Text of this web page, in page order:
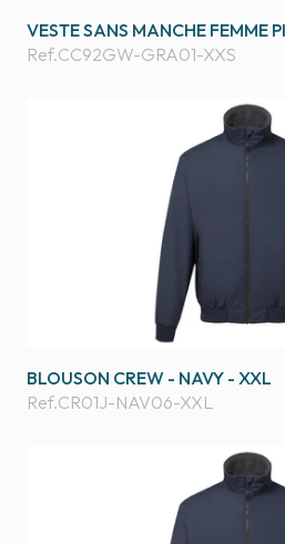
VESTE SANS MANCHE FEMME
Ref.CC92GW-GRA01-XXS
BLOUSON CREW - NAVY - XXL
Ref.CR01J-NAV06-XXL